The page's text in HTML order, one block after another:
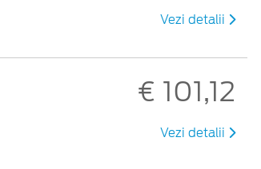
Vezi detalii
€ 101,12
Vezi detalii